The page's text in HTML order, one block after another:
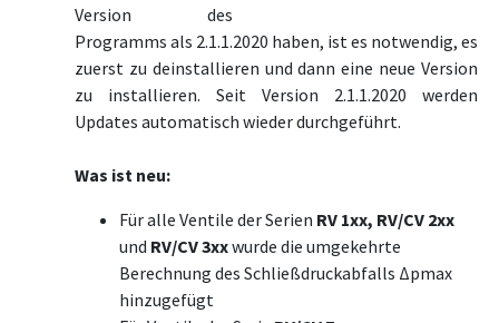
Version des
Programms als 2.1.1.2020 haben, ist es notwendig, es
zuerst zu deinstallieren und dann eine neue Version
zu installieren. Seit Version 2.1.1.2020 werden
Updates automatisch wieder durchgeführt.
Was ist neu:
Für alle Ventile der Serien RV 1xx, RV/CV 2xx
und RV/CV 3xxwurde die umgekehrte
Berechnung des Schließdruckabfalls Δpmax
hinzugefügt